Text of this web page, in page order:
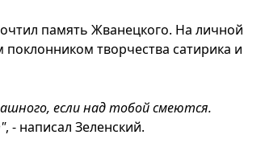
память Жванецкого. На личной
творчества сатирика и
если над тобой смеются.
, - написал Зеленский.